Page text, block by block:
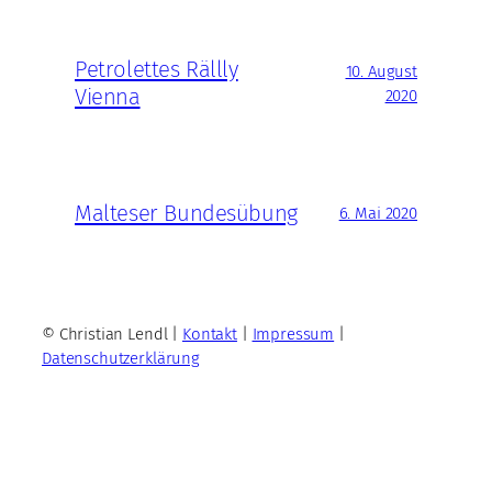
Petrolettes Rällly
Vienna
10. August
2020
Malteser Bundesübung 6. Mai 2020
© Christian Lendl | Kontakt| Impressum
Datenschutzerklärung